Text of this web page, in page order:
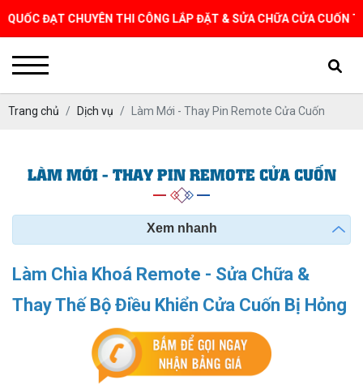
ĐẠT CHUYÊN THI CÔNG LẮP ĐẶT & SỬA CHỮA CỬA CUỐN TẠI
Trang chủ Dịch vụ Làm Mới - Thay Pin Remote Cửa Cuốn
LÀM MỚI - THAY PIN REMOTE CỬA CUỐN
Xem nhanh
Làm Chìa Khoá Remote - Sửa Chữa &
Thay Thế Bộ Điều Khiển Cửa Cuốn Bị Hỏng